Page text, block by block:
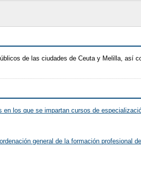
de las ciudades de Ceuta y Melilla, así
los que se impartan cursos de
general de la formación profesional